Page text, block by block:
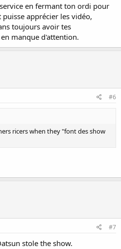
en fermant ton ordi pour
apprécier les vidéo,
toujours avoir tes
manque d'attention.
#6
ricers when they "font des show
#7
stole the show.